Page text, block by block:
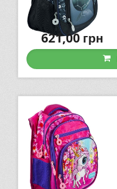
621,00грн